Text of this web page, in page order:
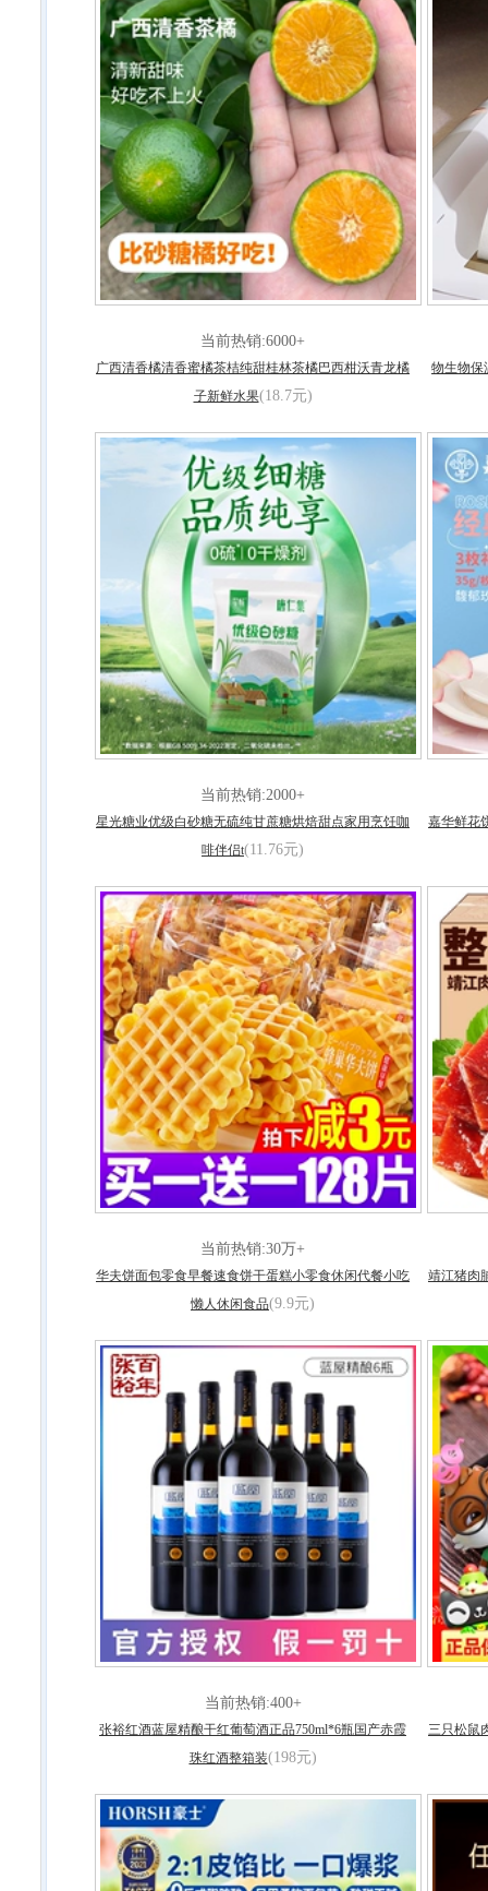
当前热销:6000+
广西清香橘清香蜜橘茶桔纯甜桂林茶橘巴西柑沃青龙橘
子新鲜水果(18.7元)
物生物保
当前热销:2000+
星光糖业优级白砂糖无硫纯甘蔗糖烘焙甜点家用烹饪咖
啡伴侣t(11.76元)
嘉华鲜花
当前热销:30万+
华夫饼面包零食早餐速食饼干蛋糕小零食休闲代餐小吃
懒人休闲食品(9.9元)
靖江猪肉
当前热销:400+
张裕红酒蓝屋精酿干红葡萄酒正品750ml*6瓶国产赤霞
珠红酒整箱装(198元)
三只松鼠